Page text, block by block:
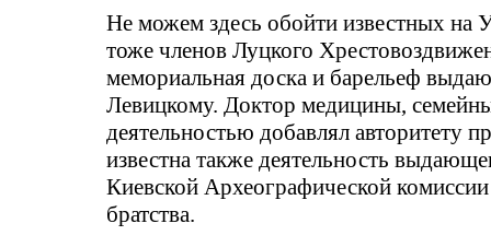
Не можем здесь обойти известных на
тоже членов Луцкого
мемориальная доска и барельеф
Левицкому. Доктор медицины,
деятельностью добавлял авторитету
известна также деятельность
Киевской Археографической
братства.